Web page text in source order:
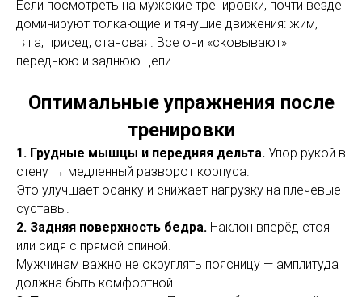
Если посмотреть на мужские тренировки, почти везде
доминируют толкающие и тянущие движения: жим,
тяга, присед, становая. Все они «сковывают»
переднюю и заднюю цепи.
Оптимальные упражнения после
тренировки
1. Грудные мышцы и передняя дельта. Упор рукой в
стену → медленный разворот корпуса.
Это улучшает осанку и снижает нагрузку на плечевые
суставы.
2. Задняя поверхность бедра. Наклон вперёд стоя
или сидя с прямой спиной.
Мужчинам важно не округлять поясницу — амплитуда
должна быть комфортной.